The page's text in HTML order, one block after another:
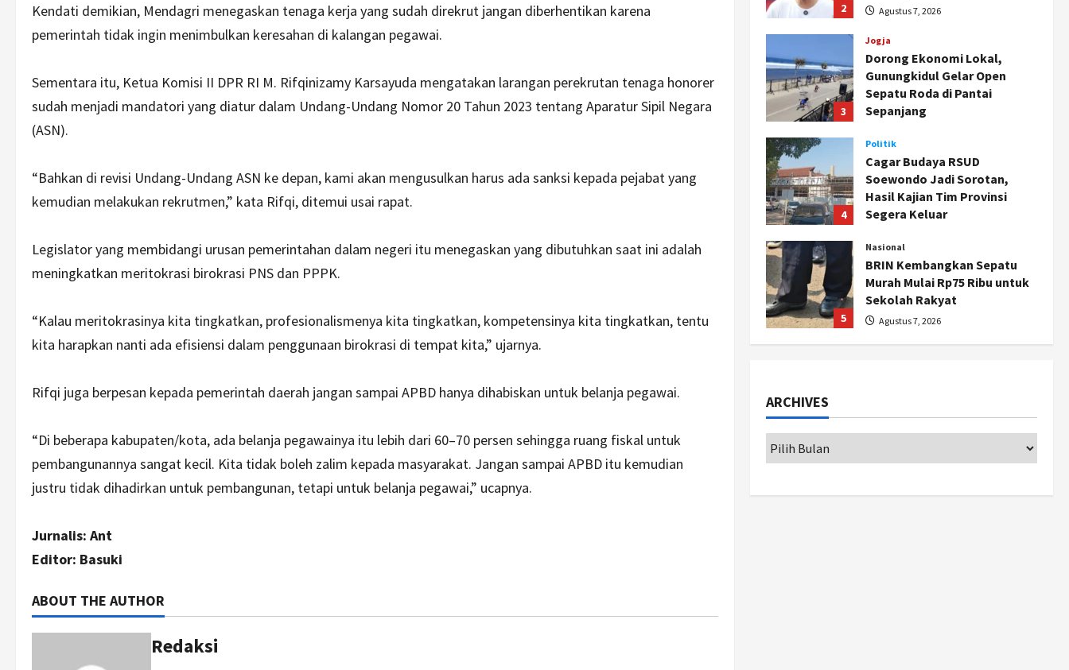
Kendati demikian, Mendagri menegaskan tenaga kerja yang sudah direkrut jangan diberhentikan karena
pemerintah tidak ingin menimbulkan keresahan di kalangan pegawai.
Sementara itu, Ketua Komisi II DPR RI M. Rifqinizamy Karsayuda mengatakan larangan perekrutan tenaga honorer
sudah menjadi mandatori yang diatur dalam Undang-Undang Nomor 20 Tahun 2023 tentang Aparatur Sipil Negara
(ASN).
“Bahkan di revisi Undang-Undang ASN ke depan, kami akan mengusulkan harus ada sanksi kepada pejabat yang
kemudian melakukan rekrutmen,” kata Rifqi, ditemui usai rapat.
Legislator yang membidangi urusan pemerintahan dalam negeri itu menegaskan yang dibutuhkan saat ini adalah
meningkatkan meritokrasi birokrasi PNS dan PPPK.
“Kalau meritokrasinya kita tingkatkan, profesionalismenya kita tingkatkan, kompetensinya kita tingkatkan, tentu
kita harapkan nanti ada efisiensi dalam penggunaan birokrasi di tempat kita,” ujarnya.
Rifqi juga berpesan kepada pemerintah daerah jangan sampai APBD hanya dihabiskan untuk belanja pegawai.
“Di beberapa kabupaten/kota, ada belanja pegawainya itu lebih dari 60–70 persen sehingga ruang fiskal untuk
pembangunannya sangat kecil. Kita tidak boleh zalim kepada masyarakat. Jangan sampai APBD itu kemudian
justru tidak dihadirkan untuk pembangunan, tetapi untuk belanja pegawai,” ucapnya.
Jurnalis: Ant
Editor: Basuki
ABOUT THE AUTHOR
Redaksi
2 Agustus 7, 2026
3
Jogja
Dorong Ekonomi Lokal,
Gunungkidul Gelar Open
Sepatu Roda di Pantai
Sepanjang
4
Politik
Cagar Budaya RSUD
Soewondo Jadi Sorotan,
Hasil Kajian Tim Provinsi
Segera Keluar
5
Nasional
BRIN Kembangkan Sepatu
Murah Mulai Rp75 Ribu untuk
Sekolah Rakyat
Agustus 7, 2026
1
ARCHIVES